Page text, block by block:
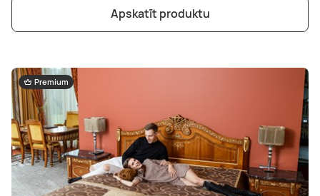
Apskatīt produktu
Premium